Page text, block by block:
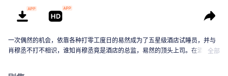
一次偶然的机会，依靠各种打零工度日的易然成为了五星级酒店试睡员，并与
肖穆丞不打不相识，谁知肖穆丞竟是酒店的总监，易然的顶头上司。在酒店的
全部